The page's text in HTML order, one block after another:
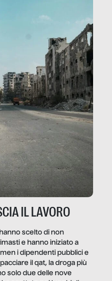
IL LAVORO
scelto di non
e hanno iniziato a
i dipendenti pubblici e
il qat, la droga più
solo due delle nove